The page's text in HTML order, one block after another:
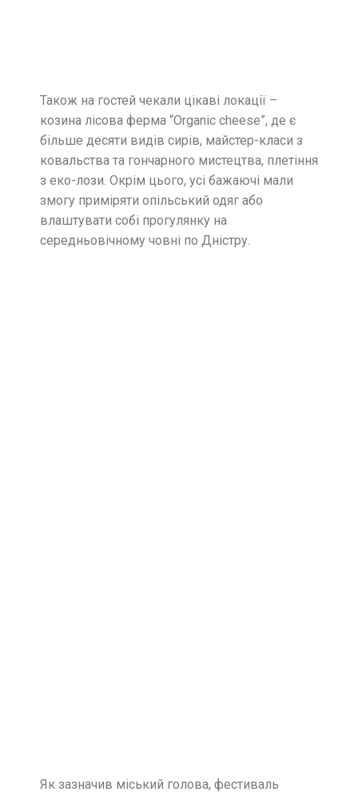
Також на гостей чекали цікаві локації –
козина лісова ферма “Organic cheese”, де є
більше десяти видів сирів, майстер-класи з
ковальства та гончарного мистецтва, плетіння
з еко-лози. Окрім цього, усі бажаючі мали
змогу приміряти опільський одяг або
влаштувати собі прогулянку на
середньовічному човні по Дністру.
Як зазначив міський голова, фестиваль